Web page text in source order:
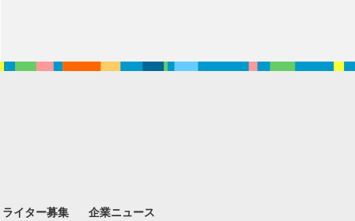
ライター募集 企業ニュース